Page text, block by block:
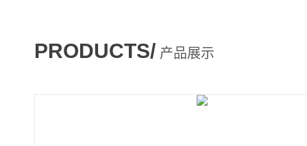
PRODUCTS/ 产品展示